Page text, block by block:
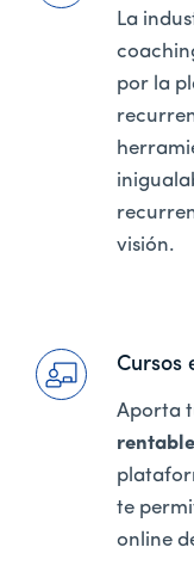
La
por la
visión.
Cursos
Aporta
rentable
te
online